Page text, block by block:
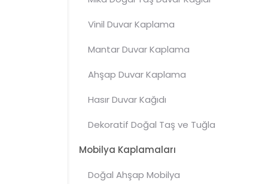
Vinil Duvar Kaplama
MantarDuvar Kaplama
Ahşap Duvar Kaplama
Hasır Duvar Kağıdı
Dekoratif Doğal Taş ve Tuğla
Mobilya Kaplamaları
Doğal Ahşap Mobilya